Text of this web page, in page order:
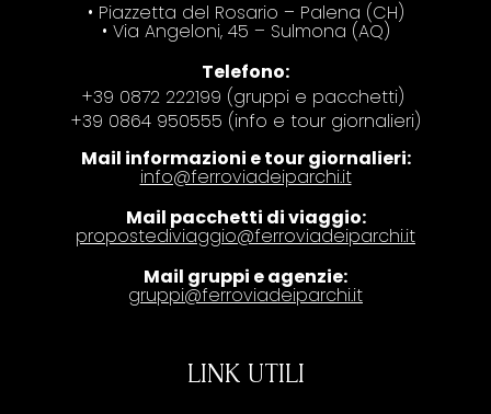
• Piazzetta del Rosario – Palena (CH)
• Via Angeloni, 45 – Sulmona (AQ)
Telefono:
+39 0872 222199 (gruppi e pacchetti)
+39 0864 950555 (info e tour giornalieri)
Mail informazioni e tour giornalieri:
info@ferroviadeiparchi.it
Mail pacchetti di viaggio:
propostediviaggio@ferroviadeiparchi.it
Mail gruppi e agenzie:
gruppi@ferroviadeiparchi.it
LINK UTILI